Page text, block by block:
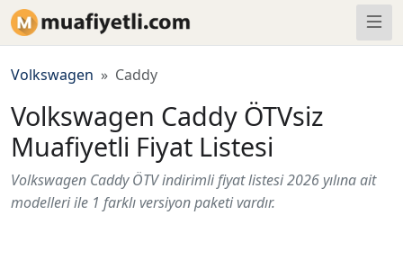
Volkswagen Caddy
Volkswagen Caddy ÖTVsiz
Muafiyetli Fiyat Listesi
Volkswagen Caddy ÖTV indirimli fiyat listesi 2026 yılına ait
modelleri ile 1 farklı versiyon paketi vardır.